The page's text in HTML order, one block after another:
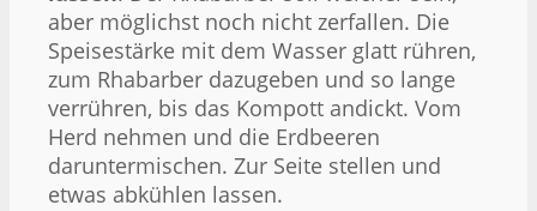
aber möglichst noch nicht zerfallen. Die
Speisestärke mit dem Wasser glatt rühren,
zum Rhabarber dazugeben und so lange
verrühren, bis das Kompott andickt. Vom
Herd nehmen und die Erdbeeren
daruntermischen. Zur Seite stellen und
etwas abkühlen lassen.